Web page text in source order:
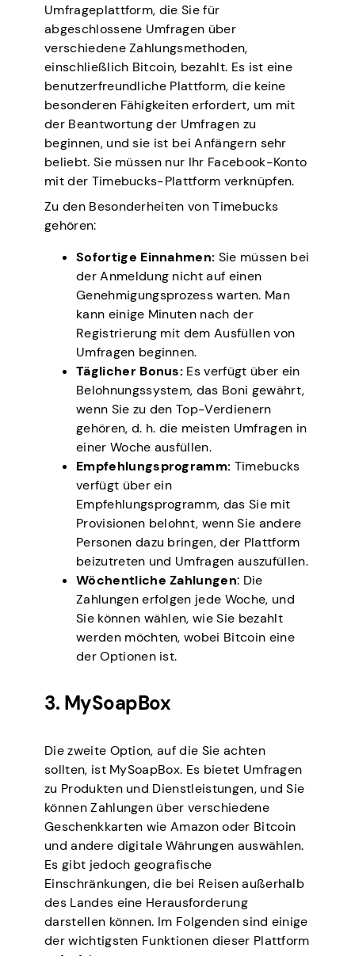
Umfrageplattform, die Sie für
abgeschlossene Umfragen über
verschiedene Zahlungsmethoden,
einschließlich Bitcoin, bezahlt. Es ist eine
benutzerfreundliche Plattform, die keine
besonderen Fähigkeiten erfordert, um mit
der Beantwortung der Umfragen zu
beginnen, und sie ist bei Anfängern sehr
beliebt. Sie müssen nur Ihr Facebook-Konto
mit der Timebucks-Plattform verknüpfen.
Zu den Besonderheiten von Timebucks
gehören:
Sofortige Einnahmen: Sie müssen bei
der Anmeldung nicht auf einen
Genehmigungsprozess warten. Man
kann einige Minuten nach der
Registrierung mit dem Ausfüllen von
Umfragen beginnen.
Täglicher Bonus: Es verfügt über ein
Belohnungssystem, das Boni gewährt,
wenn Sie zu den Top-Verdienern
gehören, d. h. die meisten Umfragen in
einer Woche ausfüllen.
Empfehlungsprogramm: Timebucks
verfügt über ein
Empfehlungsprogramm, das Sie mit
Provisionen belohnt, wenn Sie andere
Personen dazu bringen, der Plattform
beizutreten und Umfragen auszufüllen.
Wöchentliche Zahlungen: Die
Zahlungen erfolgen jede Woche, und
Sie können wählen, wie Sie bezahlt
werden möchten, wobei Bitcoin eine
der Optionen ist.
3. MySoapBox
Die zweite Option, auf die Sie achten
sollten, ist MySoapBox. Es bietet Umfragen
zu Produkten und Dienstleistungen, und Sie
können Zahlungen über verschiedene
Geschenkkarten wie Amazon oder Bitcoin
und andere digitale Währungen auswählen.
Es gibt jedoch geografische
Einschränkungen, die bei Reisen außerhalb
des Landes eine Herausforderung
darstellen können. Im Folgenden sind einige
der wichtigsten Funktionen dieser Plattform